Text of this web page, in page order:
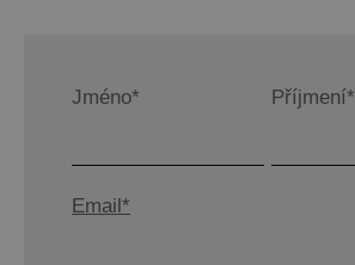
Jméno* Příjmení*
Email*